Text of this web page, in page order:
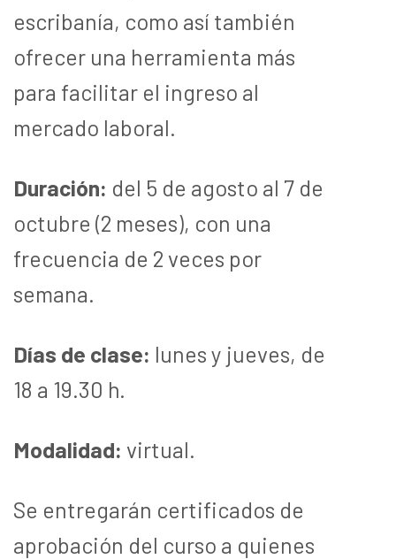
escribanía, como así también
ofrecer una herramienta más
para facilitar el ingreso al
mercado laboral.
Duración: del 5 de agosto al 7 de
octubre (2 meses), con una
frecuencia de 2 veces por
semana.
Días de clase: lunes y jueves, de
18 a 19.30 h.
Modalidad: virtual.
Se entregarán certificados de
aprobación del curso a quienes